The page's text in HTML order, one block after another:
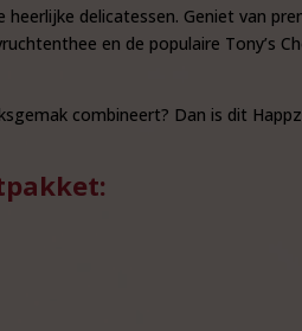
delicatessen. Geniet van
en de populaire Tony’s
combineert? Dan is dit